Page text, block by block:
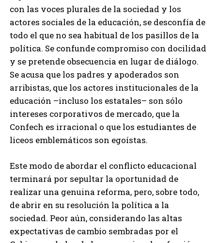
con las voces plurales de la sociedad y los
actores sociales de la educación, se desconfía de
todo el que no sea habitual de los pasillos de la
política. Se confunde compromiso con docilidad
y se pretende obsecuencia en lugar de diálogo.
Se acusa que los padres y apoderados son
arribistas, que los actores institucionales de la
educación –incluso los estatales– son sólo
intereses corporativos de mercado, que la
Confech es irracional o que los estudiantes de
liceos emblemáticos son egoístas.
Este modo de abordar el conflicto educacional
terminará por sepultar la oportunidad de
realizar una genuina reforma, pero, sobre todo,
de abrir en su resolución la política a la
sociedad. Peor aún, considerando las altas
expectativas de cambio sembradas por el